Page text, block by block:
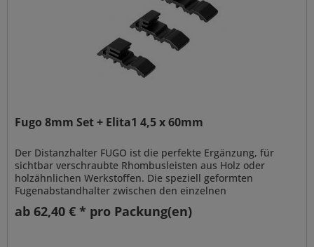
Fugo 8mm Set + Elita1 4,5 x 60mm
Der Distanzhalter FUGO ist die perfekte Ergänzung, für
sichtbar verschraubte Rhombusleisten aus Holz oder
holzähnlichen Werkstoffen. Die speziell geformten
Fugenabstandhalter zwischen den einzelnen
Rhombusleisten schaffen ein...
ab 62,40 € * pro Packung(en)